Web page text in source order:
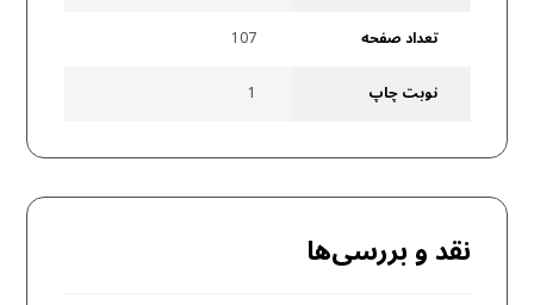
تعداد صفحه
107
نوبت چاپ
1
نقد و بررسی‌ها